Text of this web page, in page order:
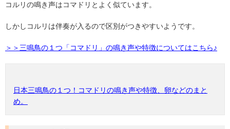
コルリの鳴き声はコマドリとよく似ています。
しかしコルリは伴奏が入るので区別がつきやすいようです。
＞＞三鳴鳥の１つ「コマドリ」の鳴き声や特徴についてはこちら♪
日本三鳴鳥の１つ！コマドリの鳴き声や特徴、卵などのまと
め。